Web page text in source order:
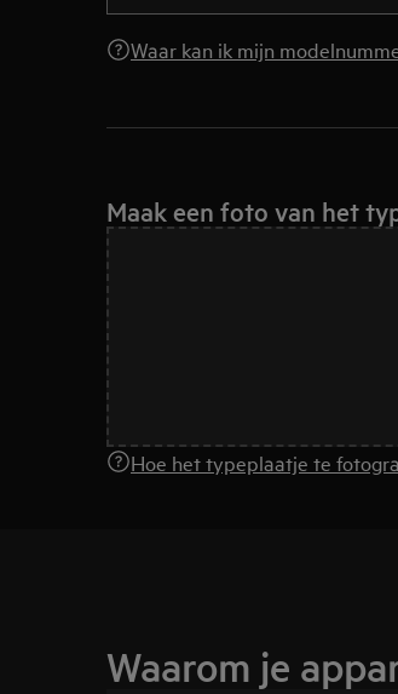
Waar kan ik mijn
Maak een foto van het
Hoe het typeplaatje te
Waarom je